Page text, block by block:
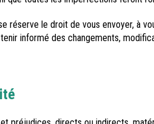
réserve le droit de vous envoyer, à
informé des changements,